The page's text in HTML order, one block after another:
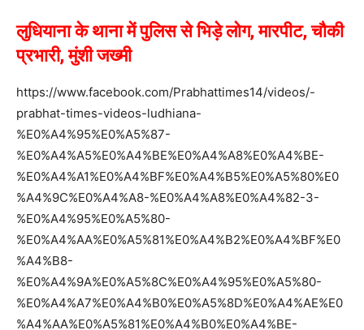
लुधियाना के थाना में पुलिस से भिड़े लोग, मारपीट, चौकी
प्रभारी, मुंशी जख्मी
https://www.facebook.com/Prabhattimes14/videos/-
prabhat-times-videos-ludhiana-
%E0%A4%95%E0%A5%87-
%E0%A4%A5%E0%A4%BE%E0%A4%A8%E0%A4%BE-
%E0%A4%A1%E0%A4%BF%E0%A4%B5%E0%A5%80%E0
%A4%9C%E0%A4%A8-%E0%A4%A8%E0%A4%82-3-
%E0%A4%95%E0%A5%80-
%E0%A4%AA%E0%A5%81%E0%A4%B2%E0%A4%BF%E0
%A4%B8-
%E0%A4%9A%E0%A5%8C%E0%A4%95%E0%A5%80-
%E0%A4%A7%E0%A4%B0%E0%A5%8D%E0%A4%AE%E0
%A4%AA%E0%A5%81%E0%A4%B0%E0%A4%BE-